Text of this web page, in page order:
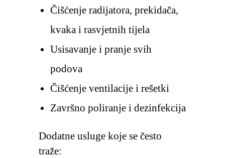
Čišćenje radijatora, prekidača,
kvaka i rasvjetnih tijela
Usisavanje i pranje svih
podova
Čišćenje ventilacije i rešetki
Završno poliranje i dezinfekcija
Dodatne usluge koje se često
traže: